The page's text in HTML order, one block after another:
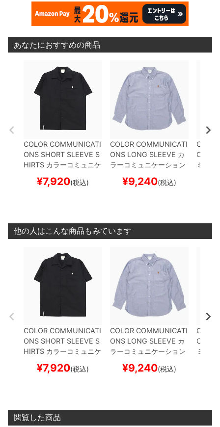
あなたにおすすめの商品
COLOR COMMUNICATI
ONS SHORT SLEEVE S
HIRTS カラーコミュニケ
RIP EMB TC TWILLBLA
¥7,920(税込)
COLOR COMMUNICATI
ONS LONG SLEEVE カ
ラーコミュニケーション
OXFORDBLUEスケート
¥9,240(税込)
ONS
ミュニ
他の人はこんな商品もみています
COLOR COMMUNICATI
ONS SHORT SLEEVE S
HIRTS カラーコミュニケ
RIP EMB TC TWILLBLA
¥7,920(税込)
COLOR COMMUNICATI
ONS LONG SLEEVE カ
ラーコミュニケーション
OXFORDBLUEスケート
¥9,240(税込)
ONS
ミュニ
閲覧した商品